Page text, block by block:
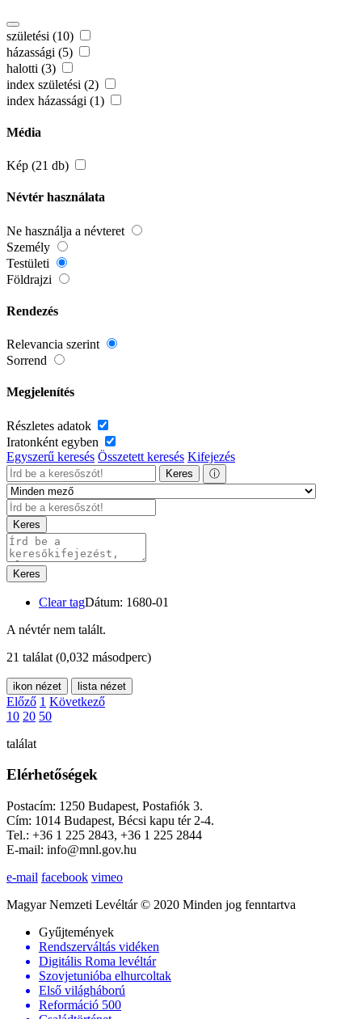
születési (10)
házassági (5)
halotti (3)
index születési (2)
index házassági (1)
Média
Kép (21 db)
Névtér használata
Ne használja a névteret
Személy
Testületi
Földrajzi
Rendezés
Relevancia szerint
Sorrend
Megjelenítés
Részletes adatok
Iratonként egyben
Egyszerű keresés Összetett keresés Kifejezés
Keres ⓘ
Keres
Keres
Clear tagDátum: 1680-01
A névtér nem talált.
21 találat (0,032 másodperc)
ikon nézet lista nézet
Előző 1 Következő
10 20 50
találat
Elérhetőségek
Postacím: 1250 Budapest, Postafiók 3.
Cím: 1014 Budapest, Bécsi kapu tér 2-4.
Tel.: +36 1 225 2843, +36 1 225 2844
E-mail: info@mnl.gov.hu
e-mail facebook vimeo
Magyar Nemzeti Levéltár © 2020 Minden jog fenntartva
Gyűjtemények
Rendszerváltás vidéken
Digitális Roma levéltár
Szovjetunióba elhurcoltak
Első világháború
Reformáció 500